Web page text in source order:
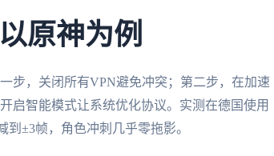
原神为例
步，关闭所有VPN避免冲突；第二步，在加速
启智能模式让系统优化协议。实测在德国使用
±3帧，角色冲刺几乎零拖影。